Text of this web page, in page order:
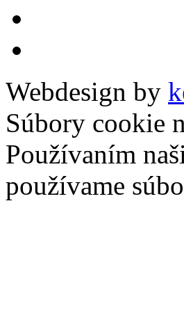
Webdesign by
Súbory cookie
Používaním
používame